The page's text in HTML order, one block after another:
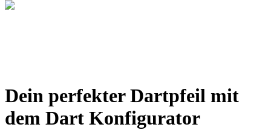
Dein perfekter Dartpfeil mit
dem Dart Konfigurator